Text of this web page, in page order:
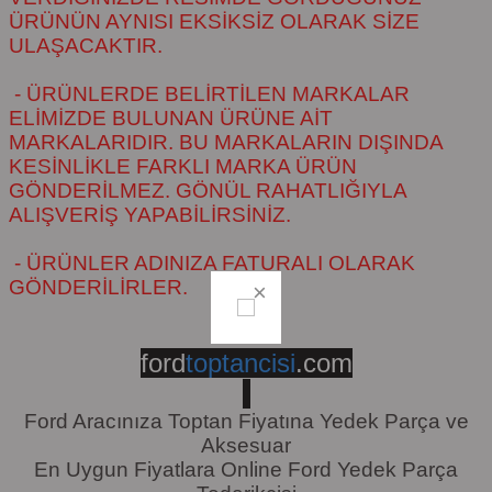
ÜRÜNÜN AYNISI EKSİKSİZ OLARAK SİZE
ULAŞACAKTIR.
- ÜRÜNLERDE BELİRTİLEN MARKALAR
ELİMİZDE BULUNAN ÜRÜNE AİT
MARKALARIDIR. BU MARKALARIN DIŞINDA
KESİNLİKLE FARKLI MARKA ÜRÜN
GÖNDERİLMEZ. GÖNÜL RAHATLIĞIYLA
ALIŞVERİŞ YAPABİLİRSİNİZ.
- ÜRÜNLER ADINIZA FATURALI OLARAK
GÖNDERİLİRLER.
fordtoptancisi.com
Ford Aracınıza Toptan Fiyatına Yedek Parça ve
Aksesuar
En Uygun Fiyatlara Online Ford Yedek Parça